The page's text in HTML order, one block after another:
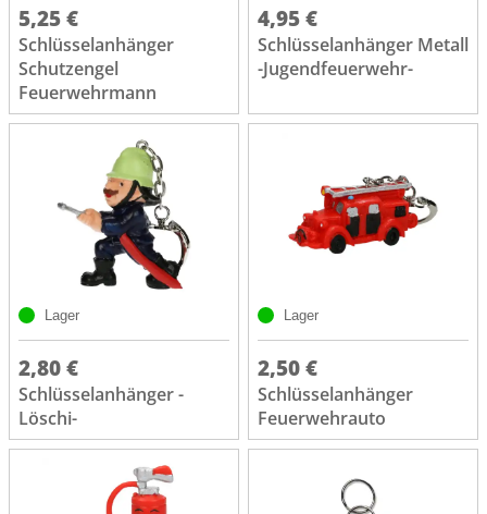
5,25 €
Schlüsselanhänger
Schutzengel
Feuerwehrmann
4,95 €
Schlüsselanhänger Metall
-Jugendfeuerwehr-
Lager
2,80 €
Schlüsselanhänger -
Löschi-
Lager
2,50 €
Schlüsselanhänger
Feuerwehrauto